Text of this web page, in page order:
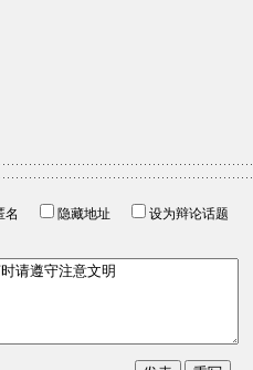
名 隐藏地址
设为辩论话题